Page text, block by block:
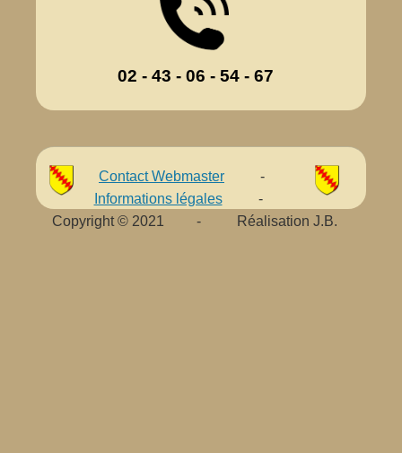
02 - 43 - 06 - 54 - 67
Contact Webmaster -
Informations légales-
Copyright © 2021 - Réalisation J.B.